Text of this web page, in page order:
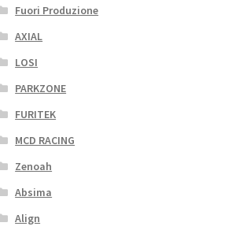
Fuori Produzione
AXIAL
LOSI
PARKZONE
FURITEK
MCD RACING
Zenoah
Absima
Align